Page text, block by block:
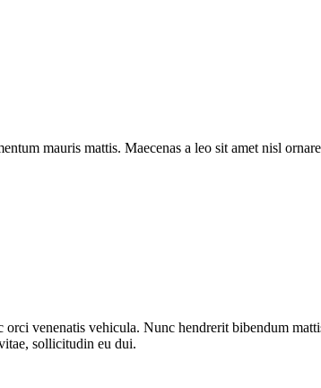
mauris mattis. Maecenas a leo sit amet nisl
venenatis vehicula. Nunc hendrerit bibendum
sollicitudin eu dui.